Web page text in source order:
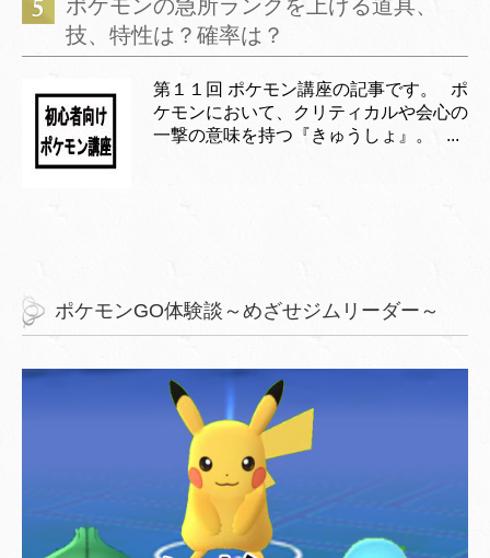
ポケモンの急所ランクを上げる道具、
技、特性は？確率は？
第１１回 ポケモン講座の記事です。 ポ
ケモンにおいて、クリティカルや会心の
一撃の意味を持つ『きゅうしょ』。 ...
ポケモンGO体験談～めざせジムリーダー～